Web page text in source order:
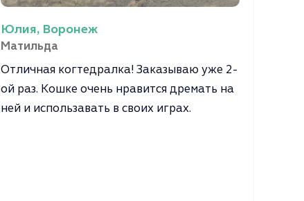
Юлия, Воронеж
Матильда
Отличная когтедралка! Заказываю уже 2-
ой раз. Кошке очень нравится дремать на
ней и использавать в своих играх.